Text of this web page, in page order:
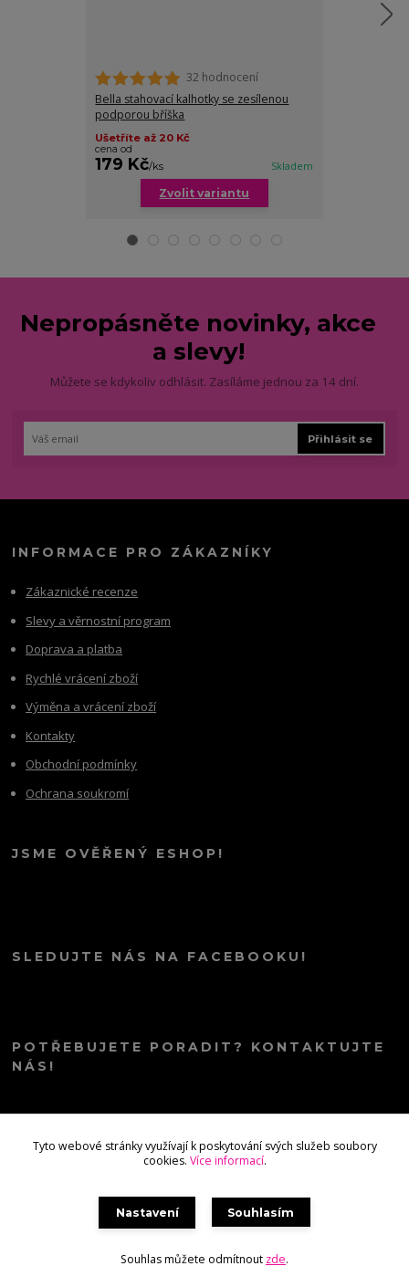
32 hodnocení
Bella stahovací kalhotky se zesílenou
podporou bříška
Ušetříte až 20 Kč
cena od
179 Kč/ks Skladem
Zvolit variantu
Nepropásněte novinky, akce
a slevy!
Můžete se kdykoliv odhlásit. Zasíláme jednou za 14 dní.
Přihlásit se
INFORMACE PRO ZÁKAZNÍKY
Zákaznické recenze
Slevy a věrnostní program
Doprava a platba
Rychlé vrácení zboží
Výměna a vrácení zboží
Kontakty
Obchodní podmínky
Ochrana soukromí
JSME OVĚŘENÝ ESHOP!
SLEDUJTE NÁS NA FACEBOOKU!
POTŘEBUJETE PORADIT? KONTAKTUJTE
NÁS!
Vytvořeno na Eshop-rychle.cz
Tyto webové stránky využívají k poskytování svých služeb soubory
cookies. Více informací.
Nastavení Souhlasím
Souhlas můžete odmítnout zde.